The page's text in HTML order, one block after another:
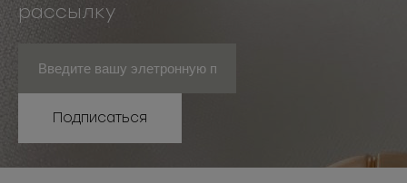
рассылку
Подписаться